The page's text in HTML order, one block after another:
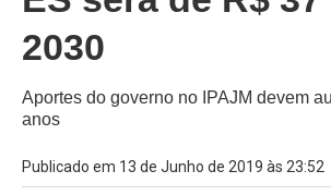
2030
Aportes do governo no IPAJM devem
anos
Publicado em 13 de Junho de 2019 às 23:52